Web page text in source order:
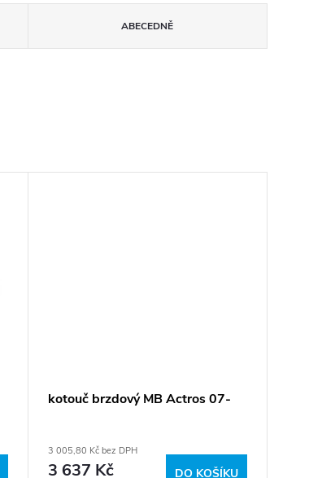
ABECEDNĚ
kotouč brzdový MB Actros 07-
3 005,80 Kč bez DPH
3 637 Kč DO KOŠÍKU